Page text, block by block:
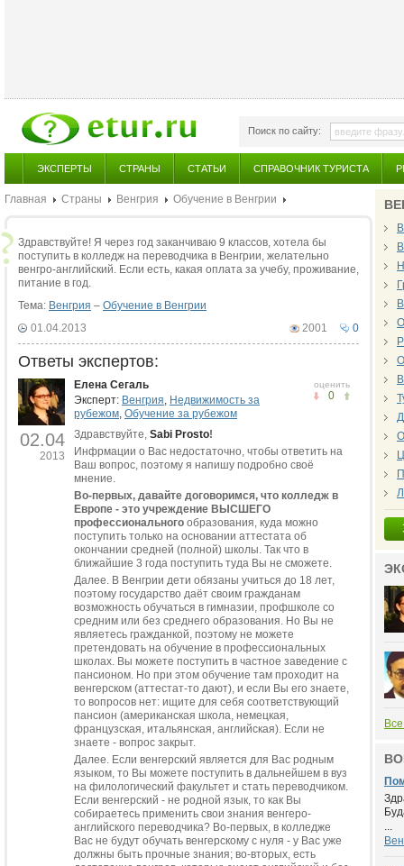
Поиск по сайту:
ЭКСПЕРТЫ СТРАНЫ СТАТЬИ СПРАВОЧНИК ТУРИСТА
Главная Страны Венгрия Обучение в Венгрии
Здравствуйте! Я через год заканчиваю 9 классов, хотела бы
поступить в колледж на переводчика в Венгрии, желательно
венгро-английский. Если есть, какая оплата за учебу, проживание,
питание в год.
Тема: Венгрия – Обучение в Венгрии
0
2001
01.04.2013
Ответы экспертов:
02.04
2013
оценить
0
Елена Сегаль
Эксперт: Венгрия, Недвижимость за
рубежом, Обучение за рубежом
Здравствуйте, Sabi Prosto!
Инфрмации о Вас недостаточно, чтобы ответить на
Ваш вопрос, поэтому я напишу подробно своё
мнение.
Во-первых, давайте договоримся, что колледж в
Европе - это учреждение ВЫСШЕГО
профессионального образования, куда можно
поступить только на основании аттестата об
окончании средней (полной) школы. Так что в
ближайшие 3 года поступить туда Вы не сможете.
Далее. В Венгрии дети обязаны учиться до 18 лет,
поэтому государство даёт своим гражданам
возможность обучаться в гимназии, профшколе со
средним или без среднего образования. Но Вы не
являетесь гражданкой, поэтому не можете
претендовать на обучение в профессиональных
школах. Вы можете поступить в частное заведение с
пансионом. Но при этом обучение там проходит на
венгерском (аттестат-то дают), и если Вы его знаете,
то вопросов нет: ищите для себя соответствующий
пансион (американская школа, немецкая,
французская, итальянская, английская). Если не
знаете - вопрос закрыт.
Далее. Если венгерский является для Вас родным
языком, то Вы можете поступить в дальнейшем в вуз
на филологический факультет и стать переводчиком.
Если венгерский - не родной язык, то как Вы
собираетесь применить свои знания венгеро-
английского переводчика? Во-первых, в колледже
Вас не будут обучать венгерскому с нуля - у Вас уже
должны быть прочные знания; во-вторых, есть
...